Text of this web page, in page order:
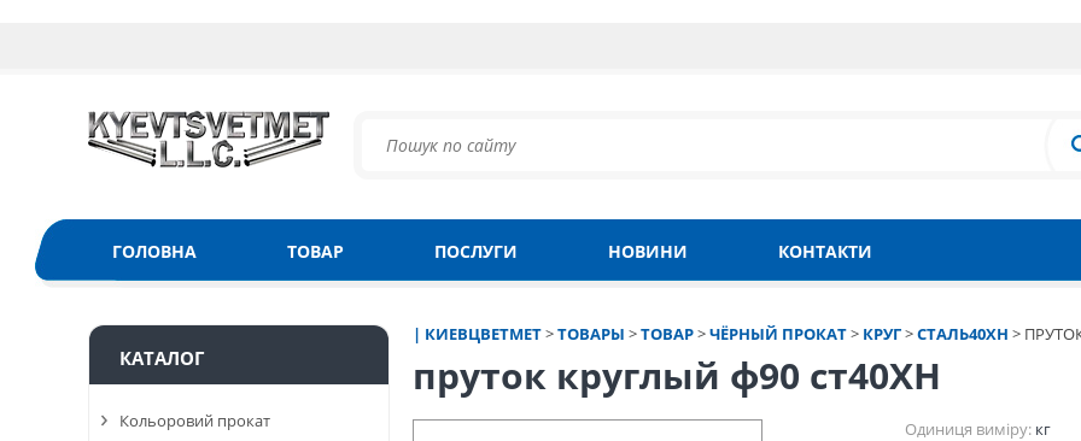
ГОЛОВНА ТОВАР ПОСЛУГИ НОВИНИ КОНТАКТИ
| КИЕВЦВЕТМЕТ>ТОВАРЫ >ТОВАР>ЧЁРНЫЙ ПРОКАТ> КРУГ>СТАЛЬ40ХН >
пруток круглый ф90 ст40ХН
Одиниця виміру:кг
КАТАЛОГ
Кольоровий прокат